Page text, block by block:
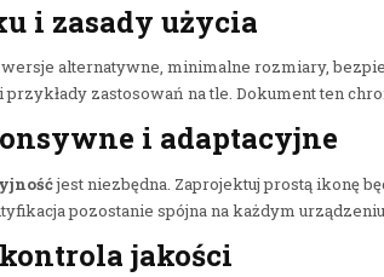
i zasady użycia
alternatywne, minimalne rozmiary,
i przykłady zastosowań na tle. Dokument ten
i adaptacyjne
jest niezbędna. Zaprojektuj prostą ikonę
pozostanie spójna na każdym
jakości